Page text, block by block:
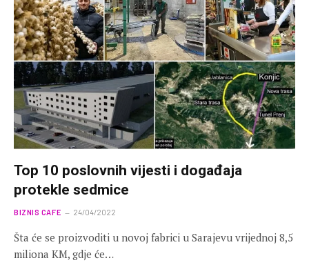
Top 10 poslovnih vijesti i događaja
protekle sedmice
BIZNIS CAFE 24/04/2022
Šta će se proizvoditi u novoj fabrici u Sarajevu vrijednoj 8,5
miliona KM, gdje će…